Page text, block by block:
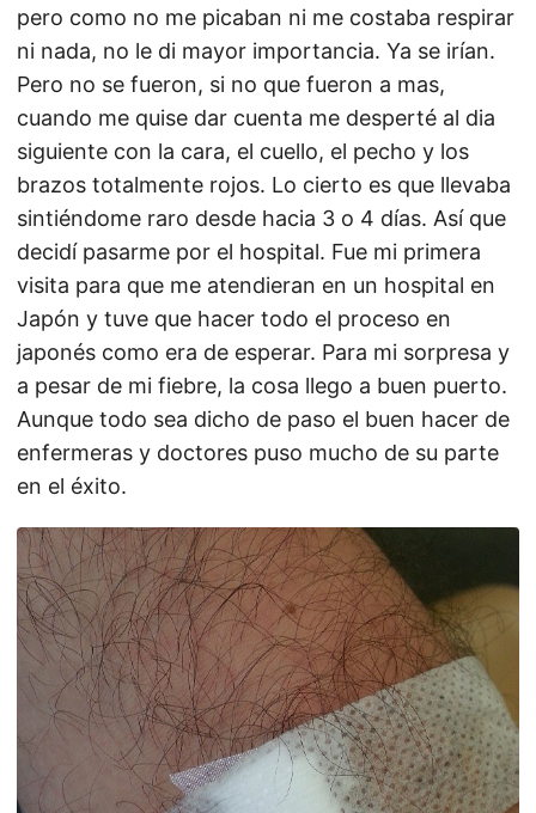
pero como no me picaban ni me costaba respirar
ni nada, no le di mayor importancia. Ya se irían.
Pero no se fueron, si no que fueron a mas,
cuando me quise dar cuenta me desperté al dia
siguiente con la cara, el cuello, el pecho y los
brazos totalmente rojos. Lo cierto es que llevaba
sintiéndome raro desde hacia 3 o 4 días. Así que
decidí pasarme por el hospital. Fue mi primera
visita para que me atendieran en un hospital en
Japón y tuve que hacer todo el proceso en
japonés como era de esperar. Para mi sorpresa y
a pesar de mi fiebre, la cosa llego a buen puerto.
Aunque todo sea dicho de paso el buen hacer de
enfermeras y doctores puso mucho de su parte
en el éxito.